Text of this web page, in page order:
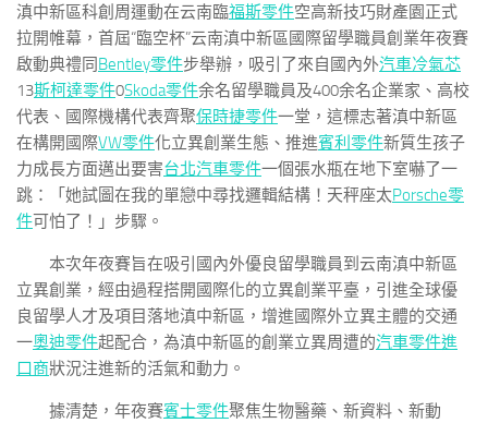
滇中新區科創周運動在云南臨福斯零件空高新技巧財產園正式
拉開帷幕，首屆“臨空杯”云南滇中新區國際留學職員創業年夜賽
啟動典禮同Bentley零件步舉辦，吸引了來自國內外汽車冷氣芯
13斯柯達零件0Skoda零件余名留學職員及400余名企業家、高校
代表、國際機構代表齊聚保時捷零件一堂，這標志著滇中新區
在構開國際VW零件化立異創業生態、推進賓利零件新質生孩子
力成長方面邁出要害台北汽車零件一個張水瓶在地下室嚇了一
跳：「她試圖在我的單戀中尋找邏輯結構！天秤座太Porsche零
件可怕了！」步驟。
本次年夜賽旨在吸引國內外優良留學職員到云南滇中新區
立異創業，經由過程搭開國際化的立異創業平臺，引進全球優
良留學人才及項目落地滇中新區，增進國際外立異主體的交通
一奧迪零件起配合，為滇中新區的創業立異周遭的汽車零件進
口商狀況注進新的活氣和動力。
據清楚，年夜賽賓士零件聚焦生物醫藥、新資料、新動